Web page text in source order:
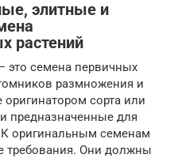
элитные и
растений
это семена первичных
размножения и
сорта или
предназначенные для
оригинальным семенам
требования. Они должны